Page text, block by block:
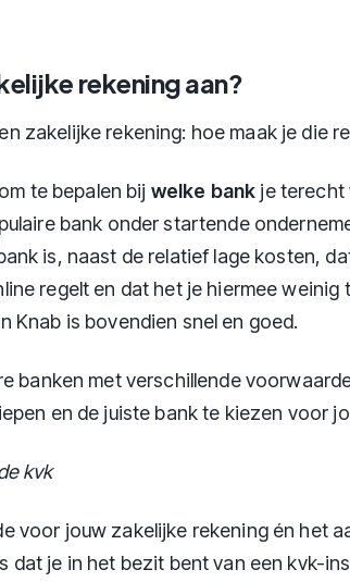
rekening aan?
zakelijke rekening: hoe maak je die
te bepalen bij welke bank je terecht
bank onder startende
is, naast de relatief lage kosten,
regelt en dat het je hiermee weinig
Knab is bovendien snel en goed.
banken met verschillende
en de juiste bank te kiezen voor
kvk
voor jouw zakelijke rekening én het
dat je in het bezit bent van een kvk-